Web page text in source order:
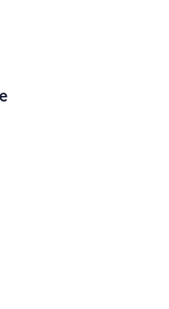
основе 0 оценок